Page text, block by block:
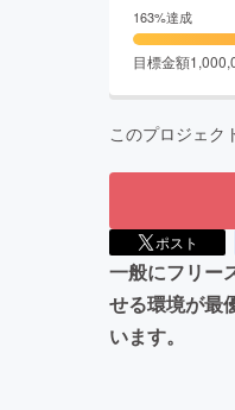
163%達成
目標金額
このプロジェク
ポスト
一般にフリー
せる環境が最
います。